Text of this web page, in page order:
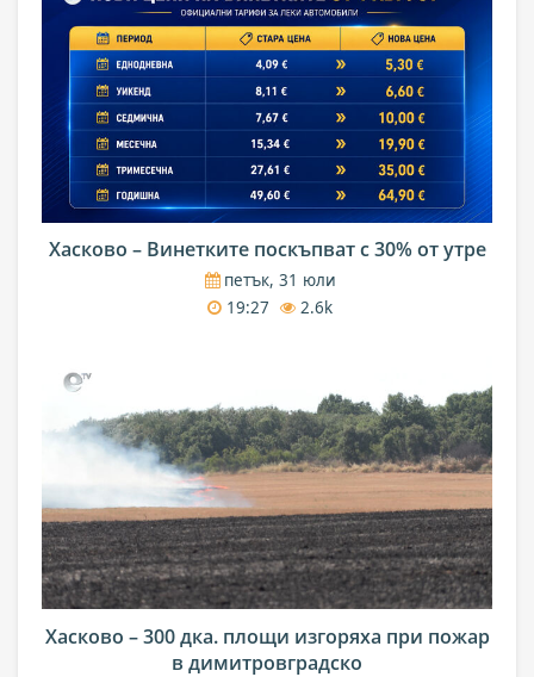
Хасково – Винетките поскъпват с 30% от утре
петък, 31 юли
19:27
2.6k
Хасково – 300 дка. площи изгоряха при пожар
в димитровградско